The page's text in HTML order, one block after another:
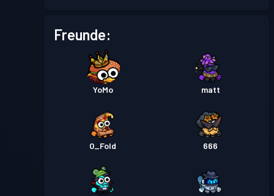
Kampfpass Stufe 8
Kampfpass
Premium-Kampfpass
Season 2
Stufe
Kampfpass Stufe 24
Freunde:
YoMo matt
0_Fold 666